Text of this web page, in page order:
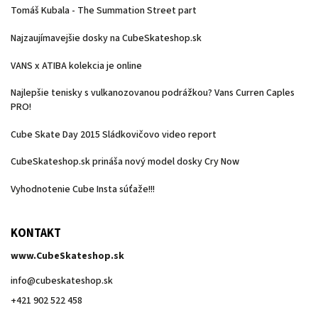
Tomáš Kubala - The Summation Street part
Najzaujímavejšie dosky na CubeSkateshop.sk
VANS x ATIBA kolekcia je online
Najlepšie tenisky s vulkanozovanou podrážkou? Vans Curren Caples
PRO!
Cube Skate Day 2015 Sládkovičovo video report
CubeSkateshop.sk prináša nový model dosky Cry Now
Vyhodnotenie Cube Insta súťaže!!!
KONTAKT
www.CubeSkateshop.sk
info@cubeskateshop.sk
+421 902 522 458